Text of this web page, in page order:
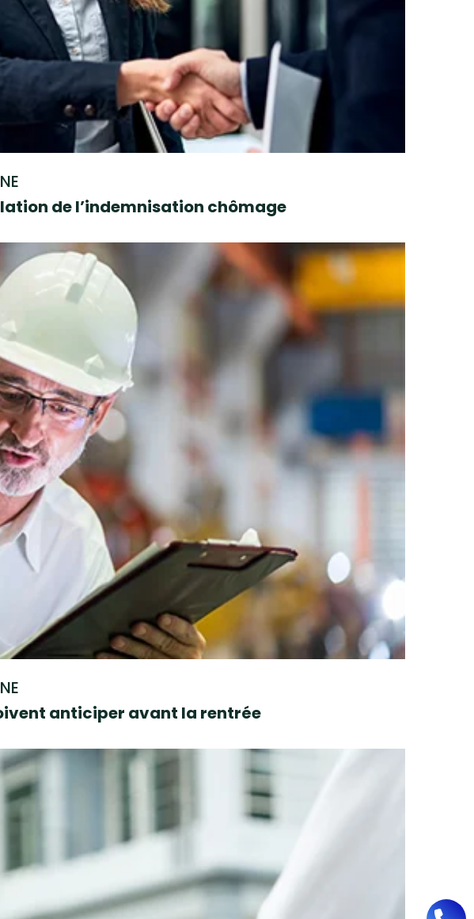
de l’indemnisation chômage
anticiper avant la rentrée